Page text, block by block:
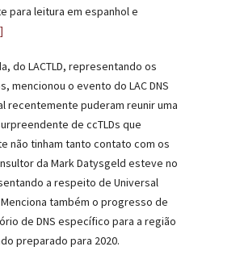
para leitura em espanhol e
do LACTLD, representando os
mencionou o evento do LAC DNS
recentemente puderam reunir uma
de ccTLDs que
não tinham tanto contato com os
da Mark Datysgeld esteve no
a respeito de Universal
também o progresso de
de DNS específico para a região
preparado para 2020.